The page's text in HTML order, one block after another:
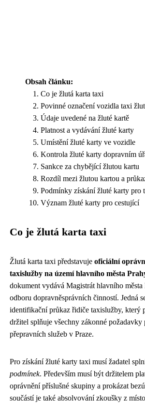
Obsah článku:
Co je žlutá karta taxi
Povinné označení vozidla taxi
Údaje uvedené na žluté kartě
Platnost a vydávání žluté karty
Umístění žluté karty ve vozidle
Kontrola žluté karty dopravním
Sankce za chybějící žlutou kartu
Rozdíl mezi žlutou kartou a
Podmínky získání žluté karty pro
Význam žluté karty pro cestující
Co je žlutá karta taxi
Žlutá karta taxi představuje oficiální
taxislužby na území hlavního města
dokument vydává Magistrát hlavního
odboru dopravněsprávních činností. Jedná
identifikační průkaz řidiče taxislužby, který
držitel splňuje všechny zákonné
přepravních služeb v Praze.
Pro získání žluté karty taxi musí žadatel
podmínek. Především musí být držitelem
oprávnění příslušné skupiny a prokázat
součástí je také absolvování zkoušky z